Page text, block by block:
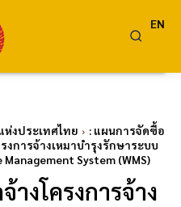
EN
งประเทศไทย
: แผนการจัดซื้อ
งการจ้างเหมาบำรุงรักษาระบบ
System (WMS)
งโครงการจ้าง